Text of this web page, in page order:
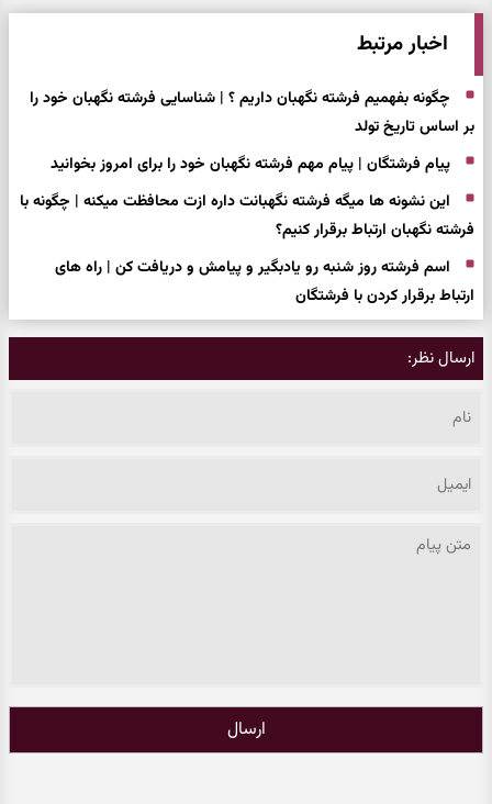
اخبار مرتبط
چگونه بفهمیم فرشته نگهبان داریم ؟ | شناسایی فرشته نگهبان خود را
بر اساس تاریخ تولد
پیام فرشتگان | پیام مهم فرشته نگهبان خود را برای امروز بخوانید
این نشونه ها میگه فرشته نگهبانت داره ازت محافظت میکنه | چگونه با
فرشته نگهبان ارتباط برقرار کنیم؟
اسم فرشته روز شنبه رو یادبگیر و پیامش و دریافت کن | راه های
ارتباط برقرار کردن با فرشتگان
ارسال نظر:
ارسال